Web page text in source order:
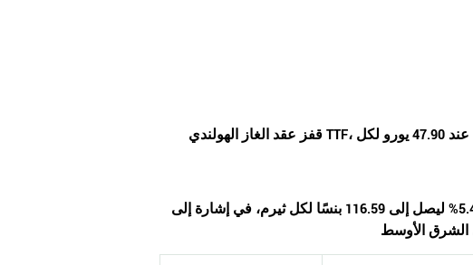
قفز عقد الغاز الهولندي TTF، وهو المعيار الرئيسي لأسعار الغاز الطبيعي في أوروبا، بنسبة 3% ليتداول عند 47.90 يورو لكل
وفي المملكة المتحدة، ارتفع عقد الغاز البريطاني للشهر الأمامي بنسبة 5.4% ليصل إلى 116.59 بنسًا لكل ثيرم، في إشارة إلى